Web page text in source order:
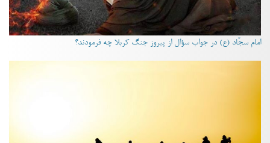
امام سجّاد (ع) در جواب سؤال از پیروز جنگ کربلا چه فرمودند؟